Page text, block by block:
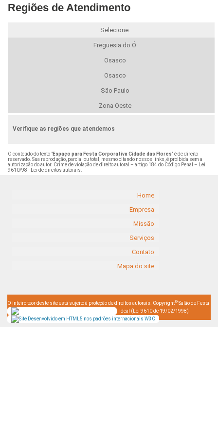
Regiões de Atendimento
Selecione:
Freguesia do Ó
Osasco
Osasco
São Paulo
Zona Oeste
Verifique as regiões que atendemos
O conteúdo do texto "Espaço para Festa Corporativa Cidade das Flores" é de direito
reservado. Sua reprodução, parcial ou total, mesmo citando nossos links, é proibida sem a
autorização do autor. Crime de violação de direito autoral – artigo 184 do Código Penal –
Lei
9610/98 - Lei de direitos autorais
Home
Empresa
Missão
Serviços
Contato
Mapa do site
O inteiro teor deste site está sujeito à proteção de direitos autorais. Copyright© Salão de Festa
Ideal (Lei 9610 de 19/02/1998)